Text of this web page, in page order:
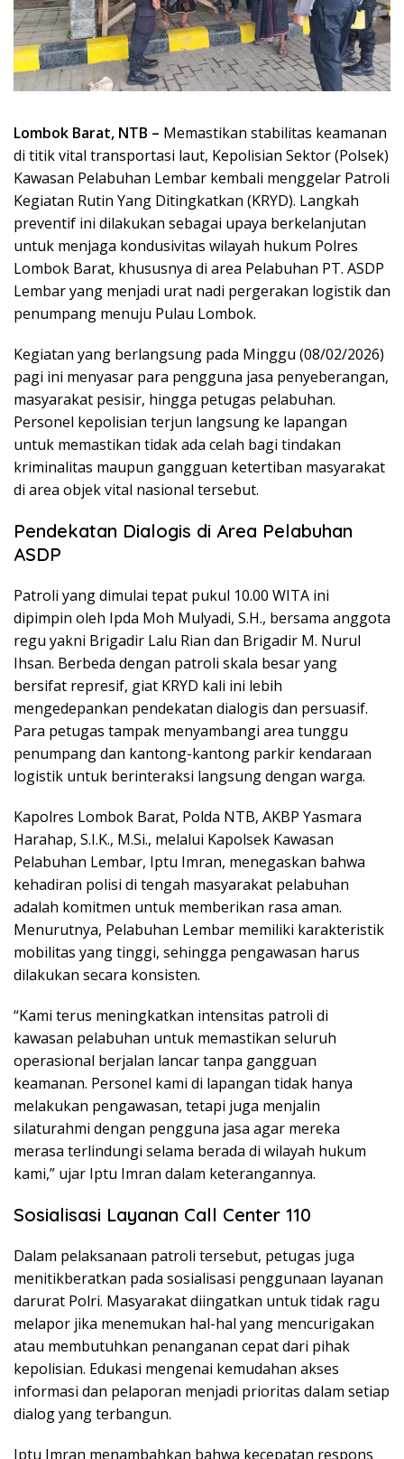
Lombok Barat, NTB – Memastikan stabilitas keamanan
di titik vital transportasi laut, Kepolisian Sektor (Polsek)
Kawasan Pelabuhan Lembar kembali menggelar Patroli
Kegiatan Rutin Yang Ditingkatkan (KRYD). Langkah
preventif ini dilakukan sebagai upaya berkelanjutan
untuk menjaga kondusivitas wilayah hukum Polres
Lombok Barat, khususnya di area Pelabuhan PT. ASDP
Lembar yang menjadi urat nadi pergerakan logistik dan
penumpang menuju Pulau Lombok.
Kegiatan yang berlangsung pada Minggu (08/02/2026)
pagi ini menyasar para pengguna jasa penyeberangan,
masyarakat pesisir, hingga petugas pelabuhan.
Personel kepolisian terjun langsung ke lapangan
untuk memastikan tidak ada celah bagi tindakan
kriminalitas maupun gangguan ketertiban masyarakat
di area objek vital nasional tersebut.
Pendekatan Dialogis di Area Pelabuhan
ASDP
Patroli yang dimulai tepat pukul 10.00 WITA ini
dipimpin oleh Ipda Moh Mulyadi, S.H., bersama anggota
regu yakni Brigadir Lalu Rian dan Brigadir M. Nurul
Ihsan. Berbeda dengan patroli skala besar yang
bersifat represif, giat KRYD kali ini lebih
mengedepankan pendekatan dialogis dan persuasif.
Para petugas tampak menyambangi area tunggu
penumpang dan kantong-kantong parkir kendaraan
logistik untuk berinteraksi langsung dengan warga.
Kapolres Lombok Barat, Polda NTB, AKBP Yasmara
Harahap, S.I.K., M.Si., melalui Kapolsek Kawasan
Pelabuhan Lembar, Iptu Imran, menegaskan bahwa
kehadiran polisi di tengah masyarakat pelabuhan
adalah komitmen untuk memberikan rasa aman.
Menurutnya, Pelabuhan Lembar memiliki karakteristik
mobilitas yang tinggi, sehingga pengawasan harus
dilakukan secara konsisten.
“Kami terus meningkatkan intensitas patroli di
kawasan pelabuhan untuk memastikan seluruh
operasional berjalan lancar tanpa gangguan
keamanan. Personel kami di lapangan tidak hanya
melakukan pengawasan, tetapi juga menjalin
silaturahmi dengan pengguna jasa agar mereka
merasa terlindungi selama berada di wilayah hukum
kami,” ujar Iptu Imran dalam keterangannya.
Sosialisasi Layanan Call Center 110
Dalam pelaksanaan patroli tersebut, petugas juga
menitikberatkan pada sosialisasi penggunaan layanan
darurat Polri. Masyarakat diingatkan untuk tidak ragu
melapor jika menemukan hal-hal yang mencurigakan
atau membutuhkan penanganan cepat dari pihak
kepolisian. Edukasi mengenai kemudahan akses
informasi dan pelaporan menjadi prioritas dalam setiap
dialog yang terbangun.
Iptu Imran menambahkan bahwa kecepatan respons